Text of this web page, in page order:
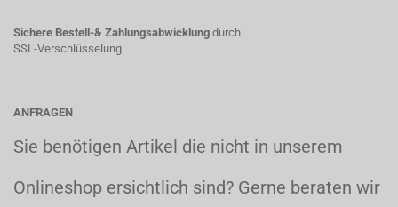
Sichere Bestell-& Zahlungsabwicklung durch
SSL-Verschlüsselung.
ANFRAGEN
Sie benötigen Artikel die nicht in unserem
Onlineshop ersichtlich sind? Gerne beraten wir